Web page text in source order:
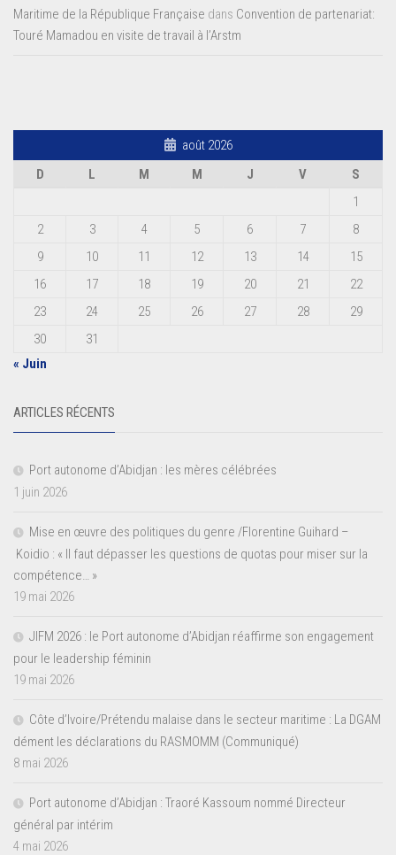
Maritime de la République Française dans Convention de partenariat:
Touré Mamadou en visite de travail à l’Arstm
août 2026
D
L M M J V
S
1
2
3 4 5 6 7
8
9
10 11 12 13 14
15
16
17 18 19 20 21
22
23
24 25 26 27 28
29
30
31
« Juin
ARTICLES RÉCENTS
Port autonome d’Abidjan : les mères célébrées
1 juin 2026
Mise en œuvre des politiques du genre /Florentine Guihard –
Koidio : « Il faut dépasser les questions de quotas pour miser sur la
compétence… »
19 mai 2026
JIFM 2026 : le Port autonome d’Abidjan réaffirme son engagement
pour le leadership féminin
19 mai 2026
Côte d’Ivoire/Prétendu malaise dans le secteur maritime : La DGAM
dément les déclarations du RASMOMM (Communiqué)
8 mai 2026
Port autonome d’Abidjan : Traoré Kassoum nommé Directeur
général par intérim
4 mai 2026